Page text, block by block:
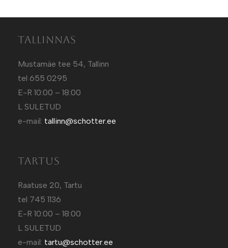
Tallinnas
Mustamäe tee 54, Tallinn
tel 655 0295
E-R 10:00 – 18:00
L SULETUD
e-mail: tallinn@schotter.ee
Tartus
Raatuse 20, Tartu
tel 745 1136
E-R 10:00 – 18:00
L SULETUD
e-mail: tartu@schotter.ee